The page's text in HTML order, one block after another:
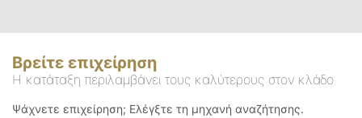
Βρείτε επιχείρηση
Η κατάταξη περιλαμβάνει τους καλύτερους στον κλάδο
Ψάχνετε επιχείρηση; Ελέγξτε τη μηχανή αναζήτησης.